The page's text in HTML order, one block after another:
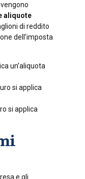
aliquote
di reddito
dell’imposta
un’aliquota
si applica
si applica
e gli